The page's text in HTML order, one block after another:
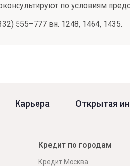
по условиям
555–777 вн. 1248, 1464, 1435.
Карьера Открытая
Кредит по городам
Кредит Москва